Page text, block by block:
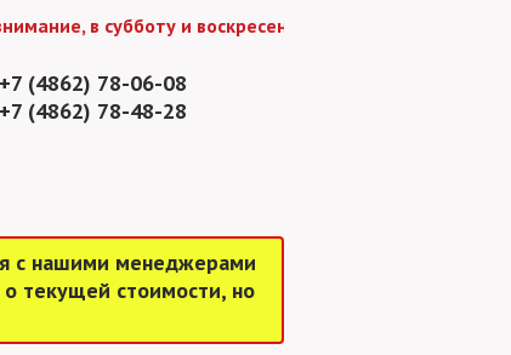
в субботу и воскресенье мы работаем до 15:00
+7 (4862) 78-06-08
+7 (4862) 78-48-28
с нашими менеджерами
текущей стоимости, но